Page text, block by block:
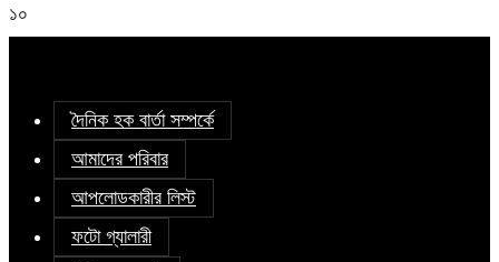
১০
দৈনিক হক বার্তা সম্পর্কে
আমাদের পরিবার
আপলোডকারীর লিস্ট
ফটো গ্যালারী